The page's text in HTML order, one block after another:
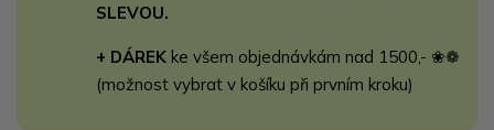
SLEVOU.
+ DÁREK ke všem objednávkám nad 1500,- ❀❁
(možnost vybrat v košíku při prvním kroku)